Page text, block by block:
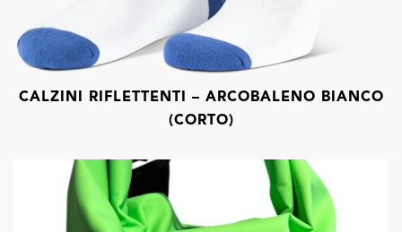
CALZINI RIFLETTENTI – ARCOBALENO BIANCO
(CORTO)